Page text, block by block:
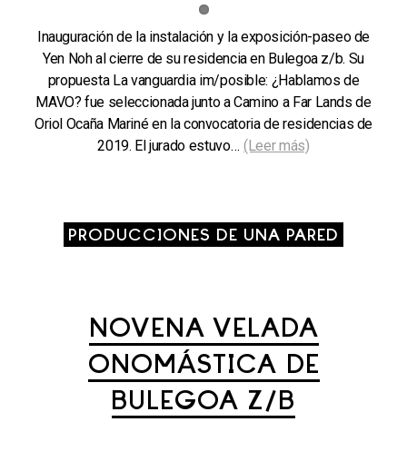
Inauguración de la instalación y la exposición-paseo de
Yen Noh al cierre de su residencia en Bulegoa z/b. Su
propuesta La vanguardia im/posible: ¿Hablamos de
MAVO? fue seleccionada junto a Camino a Far Lands de
Oriol Ocaña Mariné en la convocatoria de residencias de
2019. El jurado estuvo… (Leer más)
PRODUCCIONES DE UNA PARED
NOVENA VELADA
ONOMÁSTICA DE
BULEGOA Z/B